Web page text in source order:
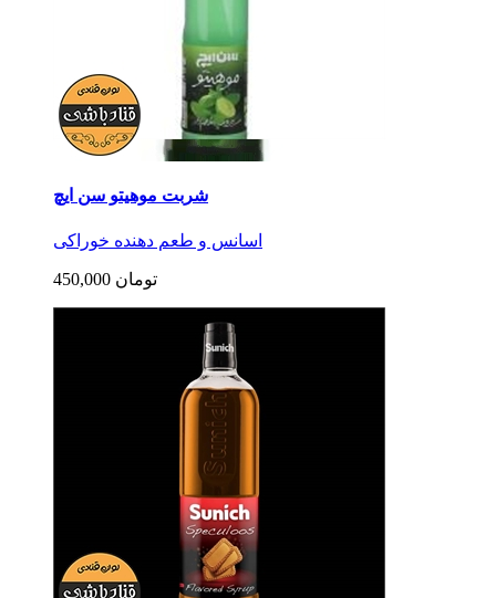
شربت موهیتو سن ایچ
اسانس و طعم دهنده خوراکی
450,000 تومان